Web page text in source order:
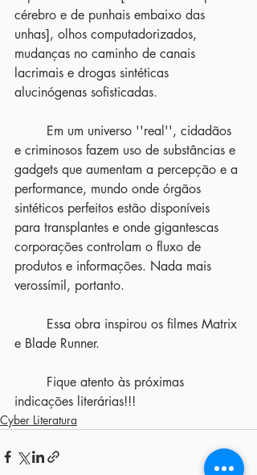
cérebro e de punhais embaixo das
unhas], olhos computadorizados,
mudanças no caminho de canais
lacrimais e drogas sintéticas
alucinógenas sofisticadas.
e criminosos fazem uso de substâncias e
gadgets que aumentam a percepção e a
performance, mundo onde órgãos
sintéticos perfeitos estão disponíveis
para transplantes e onde gigantescas
corporações controlam o fluxo de
produtos e informações. Nada mais
verossímil, portanto.
e Blade Runner.
indicações literárias!!!
Cyber Literatura